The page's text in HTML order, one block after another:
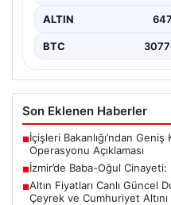
ALTIN
BTC
Son Eklenen Haberler
■İçişleri Bakanlığı’ndan
Operasyonu Açıklaması
■İzmir’de Baba-Oğul Cinayeti:
■Altın Fiyatları Canlı Güncel
Çeyrek ve Cumhuriyet Altını